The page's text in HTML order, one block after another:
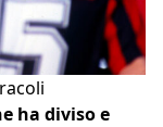
ha diviso e